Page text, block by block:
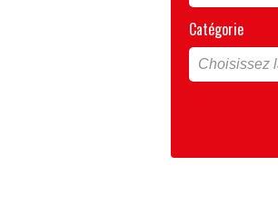
Catégorie